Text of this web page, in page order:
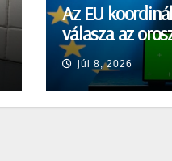
Az EU
válasza az
okozta sokkra
júl 8, 2026